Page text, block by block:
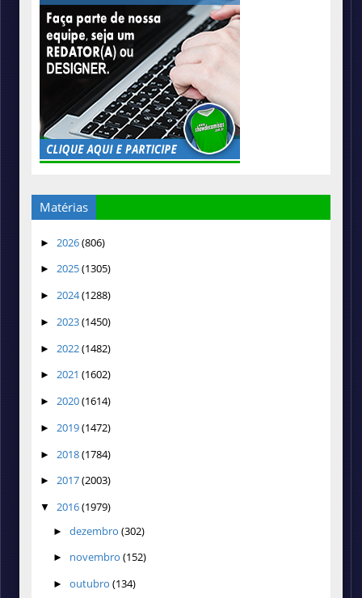
Matérias
► 2026(806)
► 2025(1305)
► 2024(1288)
► 2023(1450)
► 2022(1482)
► 2021 (1602)
► 2020(1614)
► 2019(1472)
► 2018(1784)
► 2017(2003)
▼ 2016(1979)
► dezembro (302)
► novembro (152)
► outubro (134)